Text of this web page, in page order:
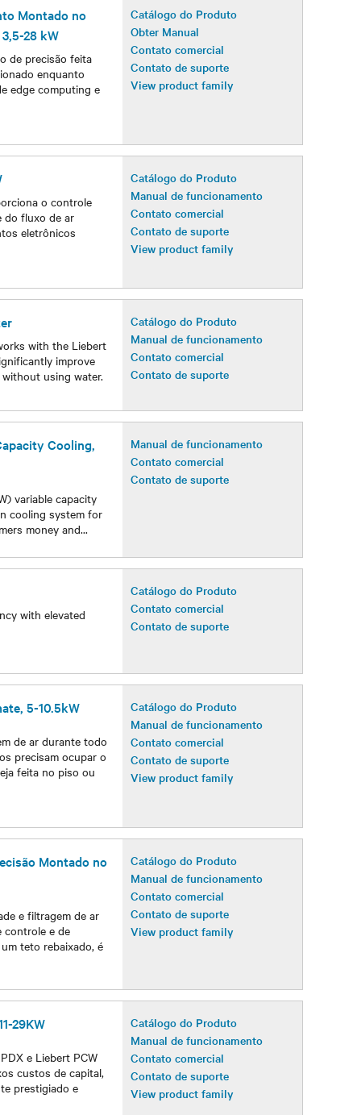
Montado no
28 kW
de precisão feita
enquanto
edge computing e
Catálogo do Produto
Obter Manual
Contato comercial
Contato de suporte
View product family
o controle
do fluxo de ar
eletrônicos
Catálogo do Produto
Manual de funcionamento
Contato comercial
Contato de suporte
View product family
with the Liebert
improve
using water.
Catálogo do Produto
Manual de funcionamento
Contato comercial
Contato de suporte
Cooling,
variable capacity
cooling system for
money and...
Manual de funcionamento
Contato comercial
Contato de suporte
with elevated
Catálogo do Produto
Contato comercial
Contato de suporte
5-10.5kW
de ar durante todo
precisam ocupar o
feita no piso ou
Catálogo do Produto
Manual de funcionamento
Contato comercial
Contato de suporte
View product family
Montado no
e filtragem de ar
controle e de
teto rebaixado, é
Catálogo do Produto
Manual de funcionamento
Contato comercial
Contato de suporte
View product family
29KW
e Liebert PCW
custos de capital,
prestigiado e
Catálogo do Produto
Manual de funcionamento
Contato comercial
Contato de suporte
View product family